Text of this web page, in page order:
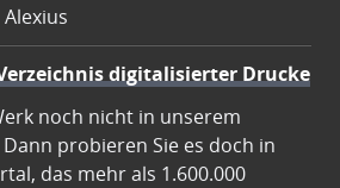
digitalisierter Drucke
noch nicht in unserem
probieren Sie es doch in
das mehr als 1.600.000